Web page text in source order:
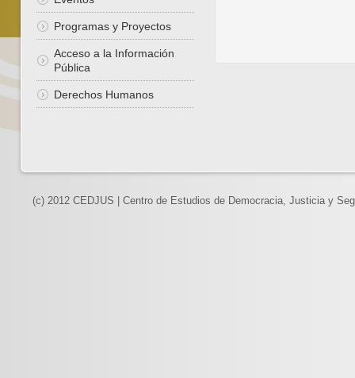
Programas y Proyectos
Acceso a la Información
Pública
Derechos Humanos
(c) 2012 CEDJUS | Centro de Estudios de Democracia, Justicia y